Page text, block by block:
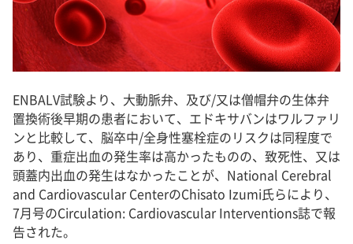
ENBALV試験より、大動脈弁、及び/又は僧帽弁の生体弁
置換術後早期の患者において、エドキサバンはワルファリ
ンと比較して、脳卒中/全身性塞栓症のリスクは同程度で
あり、重症出血の発生率は高かったものの、致死性、又は
頭蓋内出血の発生はなかったことが、National Cerebral
and Cardiovascular CenterのChisato Izumi氏らにより、
7月号のCirculation: Cardiovascular Interventions誌で報
告された。